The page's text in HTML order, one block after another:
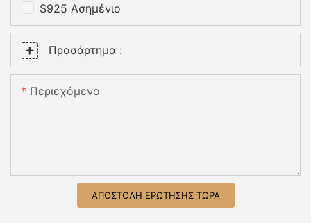
S925 Ασημένιο
Προσάρτημα :
Περιεχόμενο
ΑΠΟΣΤΟΛΉ ΕΡΏΤΗΣΗΣ ΤΏΡΑ